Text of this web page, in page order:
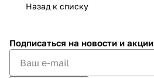
Назад к списку
Подписаться на новости и акции